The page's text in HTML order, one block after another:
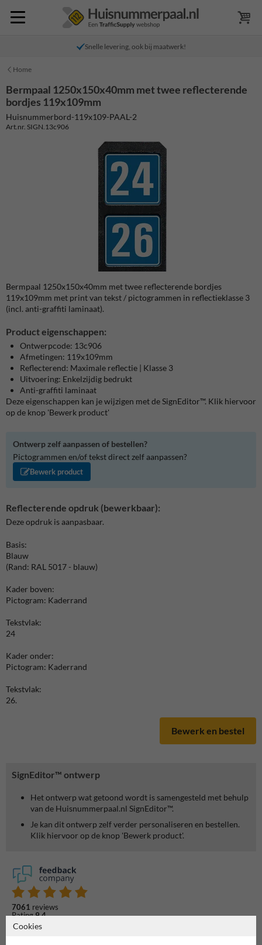
Snelle levering, ook bij maatwerk!
Home
SignEditor™ ontwerp
Het ontwerp wat getoond wordt is samengesteld met behulp
van de Huisnummerpaal.nl SignEditor™.
Je kan dit ontwerp zelf verder personaliseren en bestellen.
Klik hiervoor op de knop 'Bewerk product'.
7061 reviews
Rating9.4
Bermpaal 1250x150x40mm met twee reflecterende
bordjes 119x109mm
Huisnummerbord-119x109-PAAL-2
Art.nr. SIGN.13c906
Bermpaal 1250x150x40mm met twee reflecterende bordjes
119x109mm met print van tekst / pictogrammen in reflectieklasse 3
(incl. anti-graffiti laminaat).
Product eigenschappen:
Ontwerpcode: 13c906
Afmetingen: 119x109mm
Reflecterend: Maximale reflectie | Klasse 3
Uitvoering: Enkelzijdig bedrukt
Anti-graffiti laminaat
Deze eigenschappen kan je wijzigen met de SignEditor™. Klik hiervoor
op de knop 'Bewerk product'
Ontwerp zelf aanpassen of bestellen?
Pictogrammen en/of tekst direct zelf aanpassen?
Bewerk product
Reflecterende opdruk (bewerkbaar):
Deze opdruk is aanpasbaar.
Basis:
Blauw
(Rand: RAL 5017 - blauw)
Kader boven:
Pictogram: Kaderrand
Tekstvlak:
24
Kader onder:
Pictogram: Kaderrand
Tekstvlak:
26.
Bewerk en bestel
Cookies